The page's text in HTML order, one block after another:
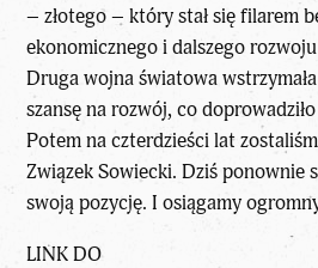
– złotego – który stał się filarem
ekonomicznego i dalszego
Druga wojna światowa
szansę na rozwój, co
Potem na czterdzieści lat
Związek Sowiecki. Dziś ponownie
swoją pozycję. I osiągamy
LINK DO